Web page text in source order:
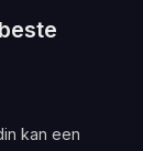
kan een